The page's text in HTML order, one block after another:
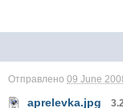
Отправлено09 June
aprelevka.jpg